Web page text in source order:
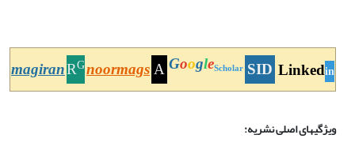
Linkedin
SID
GoogleScholar
noormags
RG
magiran
ویژگی­های اصلی نشریه: